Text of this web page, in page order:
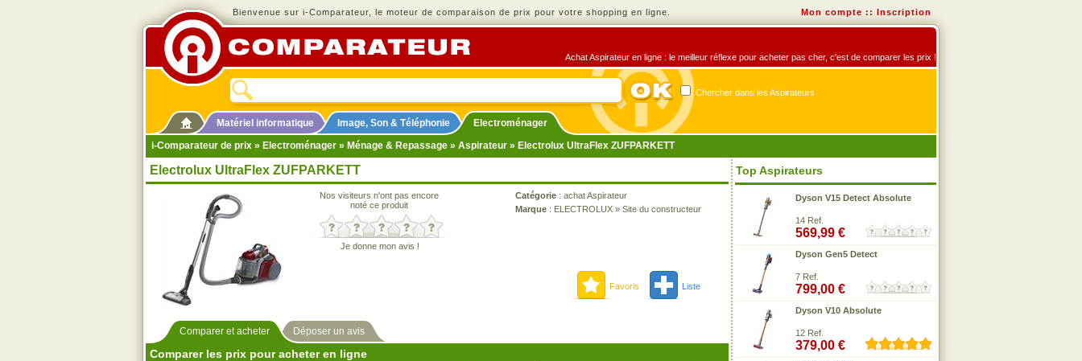
Bienvenue sur i-Comparateur, le moteur de comparaison de prix pour votre shopping en ligne. Mon compte :: Inscription
Achat Aspirateur en ligne : le meilleur réflexe pour acheter pas cher, c'est de comparer les prix !
Chercher dans les Aspirateurs
Matériel informatique Image, Son & Téléphonie
Electroménager
i-Comparateur de prix » Electroménager » Ménage & Repassage » Aspirateur » Electrolux UltraFlex ZUFPARKETT
Electrolux UltraFlex ZUFPARKETT
Nos visiteurs n'ont pas encore
noté ce produit
Je donne mon avis !
Catégorie : achat Aspirateur
Marque : ELECTROLUX » Site du constructeur
Favoris Liste
Comparer et acheter Déposer un avis
Comparer les prix pour acheter en ligne
Top Aspirateurs
Dyson V15 Detect Absolute
14 Ref.
569,99 €
Dyson Gen5 Detect
7 Ref.
799,00 €
Dyson V10 Absolute
12 Ref.
379,00 €